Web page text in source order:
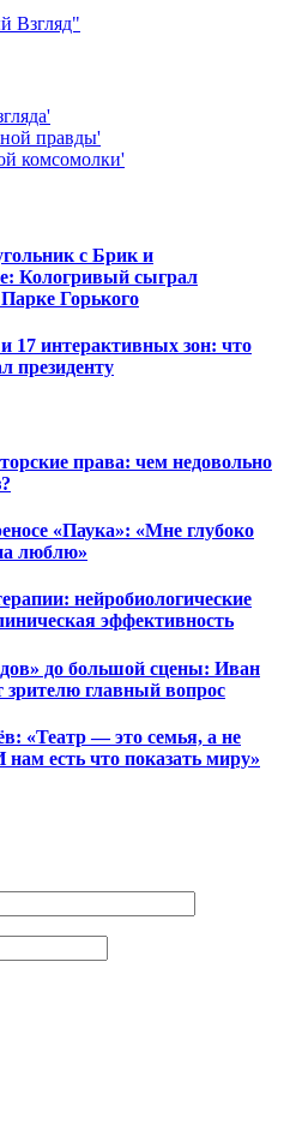
с Брик и
Кологривый сыграл
Горького
17 интерактивных зон: что
президенту
права: чем недовольно
«Паука»: «Мне глубоко
люблю»
нейробиологические
эффективность
до большой сцены: Иван
зрителю главный вопрос
«Театр — это семья, а не
нам есть что показать миру»